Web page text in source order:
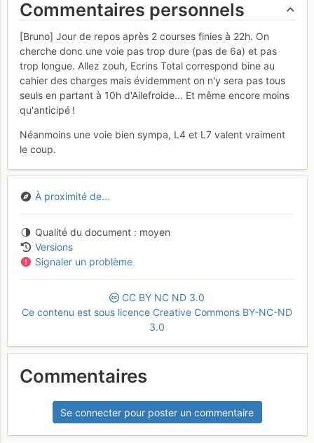
Commentaires personnels
[Bruno] Jour de repos après 2 courses finies à 22h. On
cherche donc une voie pas trop dure (pas de 6a) et pas
trop longue. Allez zouh, Ecrins Total correspond bine au
cahier des charges mais évidemment on n'y sera pas tous
seuls en partant à 10h d'Ailefroide... Et même encore moins
qu'anticipé !
Néanmoins une voie bien sympa, L4 et L7 valent vraiment
le coup.
À proximité de...
Qualité du document
moyen
Versions
Signaler un problème
CC BY NC ND 3.0
Ce contenu est sous licence Creative Commons BY-NC-ND
3.0
Commentaires
Se connecter pour poster un commentaire